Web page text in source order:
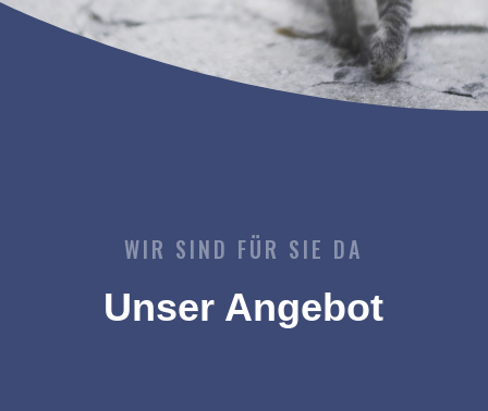
WIR SIND FÜR SIE DA
Unser Angebot